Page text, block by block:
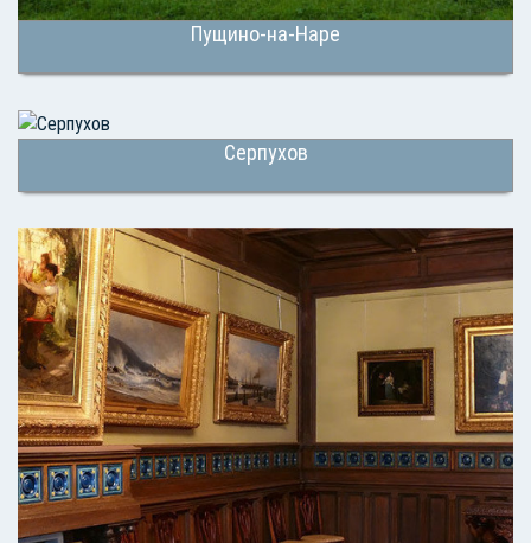
Пущино-на-Наре
Серпухов